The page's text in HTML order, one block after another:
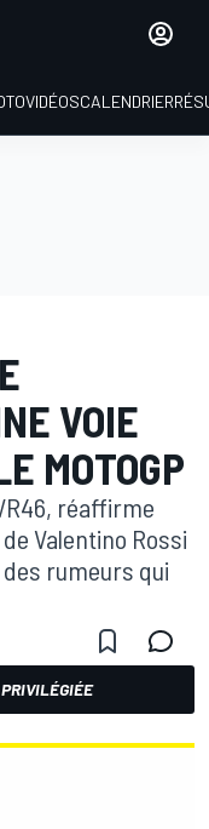
VIDÉOSCALENDRIER
VOIE
MOTOGP
réaffirme
Valentino Rossi
rumeurs qui